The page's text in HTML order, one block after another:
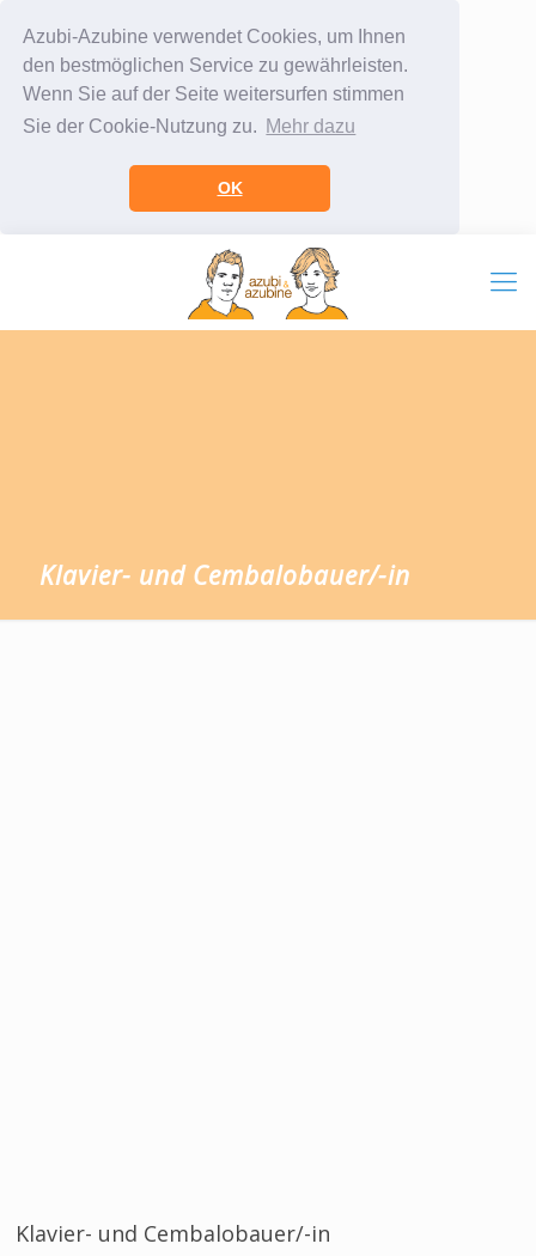
Azubi-Azubine verwendet Cookies, um Ihnen
den bestmöglichen Service zu gewährleisten.
Wenn Sie auf der Seite weitersurfen stimmen
Sie der Cookie-Nutzung zu. Mehr dazu
OK
Klavier- und Cembalobauer/-in
Klavier- und Cembalobauer/-in